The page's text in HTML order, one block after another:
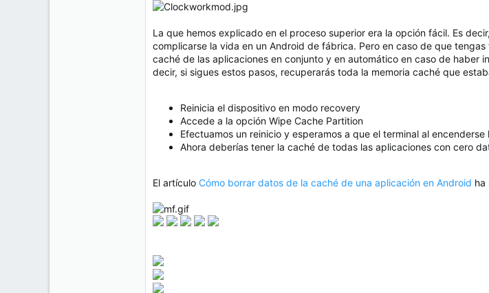
La que hemos explicado en el proceso superior era la opción fácil. Es
complicarse la vida en un Android de fábrica. Pero en caso de que
caché de las aplicaciones en conjunto y en automático en caso de haber
decir, si sigues estos pasos, recuperarás toda la memoria caché que
Reinicia el dispositivo en modo recovery
Accede a la opción Wipe Cache Partition
Efectuamos un reinicio y esperamos a que el terminal al
Ahora deberías tener la caché de todas las aplicaciones con cero
El artículo Cómo borrar datos de la caché de una aplicación en Android ha